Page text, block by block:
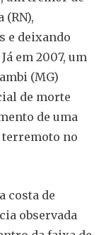
(RN),
e deixando
em 2007, um
(MG)
de morte
de uma
no
costa de
observada